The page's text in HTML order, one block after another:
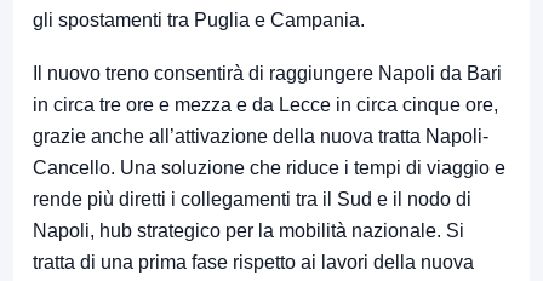
gli spostamenti tra Puglia e Campania.
Il nuovo treno consentirà di raggiungere Napoli da Bari
in circa tre ore e mezza e da Lecce in circa cinque ore,
grazie anche all’attivazione della nuova tratta Napoli-
Cancello. Una soluzione che riduce i tempi di viaggio e
rende più diretti i collegamenti tra il Sud e il nodo di
Napoli, hub strategico per la mobilità nazionale. Si
tratta di una prima fase rispetto ai lavori della nuova